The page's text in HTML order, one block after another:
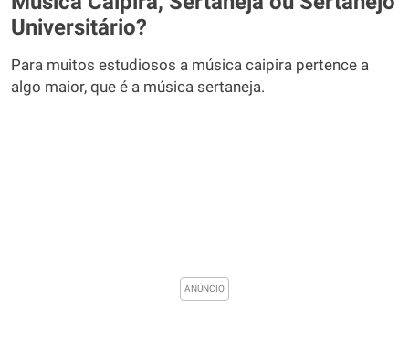
Universitário?
Para muitos estudiosos a música caipira pertence a
algo maior, que é a música sertaneja.